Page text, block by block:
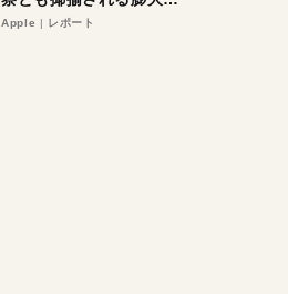
異議申し立て。対象は非
Apple レポート